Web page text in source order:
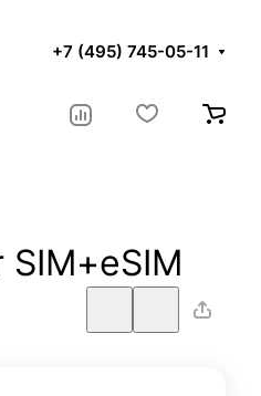
+7 (495) 745-05-11